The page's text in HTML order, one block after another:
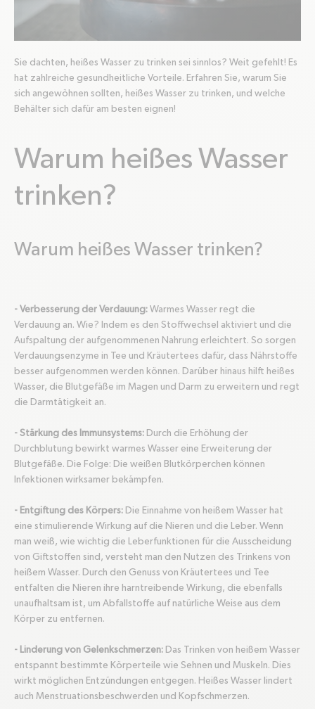
Sie dachten, heißes Wasser zu trinken sei sinnlos? Weit gefehlt! Es
hat zahlreiche gesundheitliche Vorteile. Erfahren Sie, warum Sie
sich angewöhnen sollten, heißes Wasser zu trinken, und welche
Behälter sich dafür am besten eignen!
Warum heißes Wasser
trinken?
Warum heißes Wasser trinken?
- Verbesserung der Verdauung: Warmes Wasser regt die
Verdauung an. Wie? Indem es den Stoffwechsel aktiviert und die
Aufspaltung der aufgenommenen Nahrung erleichtert. So sorgen
Verdauungsenzyme in Tee und Kräutertees dafür, dass Nährstoffe
besser aufgenommen werden können. Darüber hinaus hilft heißes
Wasser, die Blutgefäße im Magen und Darm zu erweitern und regt
die Darmtätigkeit an.
- Stärkung des Immunsystems: Durch die Erhöhung der
Durchblutung bewirkt warmes Wasser eine Erweiterung der
Blutgefäße. Die Folge: Die weißen Blutkörperchen können
Infektionen wirksamer bekämpfen.
- Entgiftung des Körpers: Die Einnahme von heißem Wasser hat
eine stimulierende Wirkung auf die Nieren und die Leber. Wenn
man weiß, wie wichtig die Leberfunktionen für die Ausscheidung
von Giftstoffen sind, versteht man den Nutzen des Trinkens von
heißem Wasser. Durch den Genuss von Kräutertees und Tee
entfalten die Nieren ihre harntreibende Wirkung, die ebenfalls
unaufhaltsam ist, um Abfallstoffe auf natürliche Weise aus dem
Körper zu entfernen.
- Linderung von Gelenkschmerzen: Das Trinken von heißem Wasser
entspannt bestimmte Körperteile wie Sehnen und Muskeln. Dies
wirkt möglichen Entzündungen entgegen. Heißes Wasser lindert
auch Menstruationsbeschwerden und Kopfschmerzen.